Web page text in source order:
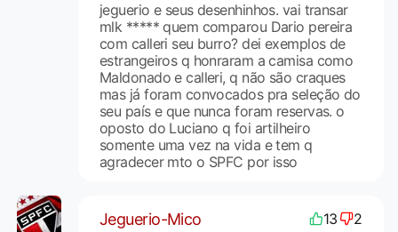
jeguerio e seus desenhinhos. vai transar
mlk ***** quem comparou Dario pereira
com calleri seu burro? dei exemplos de
estrangeiros q honraram a camisa como
Maldonado e calleri, q não são craques
mas já foram convocados pra seleção do
seu país e que nunca foram reservas. o
oposto do Luciano q foi artilheiro
somente uma vez na vida e tem q
agradecer mto o SPFC por isso
Jeguerio-Mico 13 2